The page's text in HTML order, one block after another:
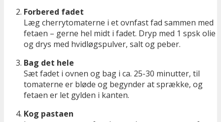
Forbered fadet
Læg cherrytomaterne i et ovnfast fad sammen med
fetaen – gerne hel midt i fadet. Dryp med 1 spsk olie
og drys med hvidløgspulver, salt og peber.
Bag det hele
Sæt fadet i ovnen og bag i ca. 25-30 minutter, til
tomaterne er bløde og begynder at sprække, og
fetaen er let gylden i kanten.
Kog pastaen